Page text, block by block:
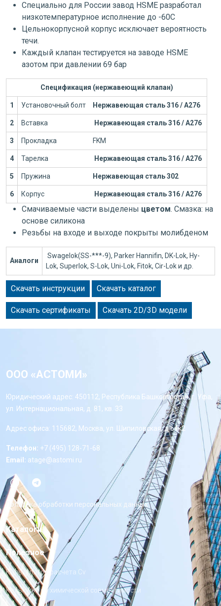
Специально для России завод HSME разработал
низкотемпературное исполнение до -60С
Цельнокорпусной корпус исключает вероятность
течи.
Каждый клапан тестируется на заводе HSME
азотом при давлении 69 бар
Спецификация (нержавеющий клапан)
1 Установочный болт Нержавеющая сталь 316 / А276
2 Вставка Нержавеющая сталь 316 / А276
3 Прокладка FKM
4 Тарелка Нержавеющая сталь 316 / А276
5 Пружина Нержавеющая сталь 302
6 Корпус Нержавеющая сталь 316 / А276
Смачиваемые части выделены цветом. Смазка: на
основе силикона
Резьбы на входе и выходе покрыты молибденом
Аналоги
Swagelok(SS-***-9), Parker Hannifin, DK-Lok, Hy-
Lok, Superlok, S-Lok, Uni-Lok, Fitok, Cir-Lok и др.
Скачать инструкции Скачать каталог
Скачать сертификаты Скачать 2D/3D модели
ООО «АСТОМИ»
Юридический адрес: 450112, Республика Башкортостан, г. Уфа,
ул. Интернациональная, д. 81, кв. 33
Адрес офиса: 115682, Москва, ул. Шипиловская, д 64к2
Телефон: +7 (495) 128-71-68
Email: atage@astomi.ru
Политика обработки персональных данных
Каталоги
Полезное
Калькулятор расчета Cv
Калькулятор химической совместимости